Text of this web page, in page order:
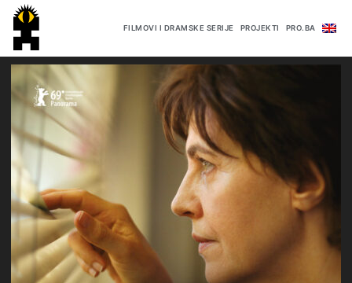
FILMOVI I DRAMSKE SERIJE PROJEKTI PRO.BA